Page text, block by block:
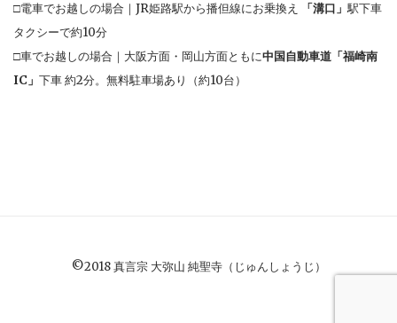
□電車でお越しの場合｜JR姫路駅から播但線にお乗換え 「溝口」駅下車
タクシーで約10分
□車でお越しの場合｜大阪方面・岡山方面ともに中国自動車道「福崎南
IC」 下車 約2分。無料駐車場あり（約10台）
©️2018 真言宗 大弥山 純聖寺（じゅんしょうじ）